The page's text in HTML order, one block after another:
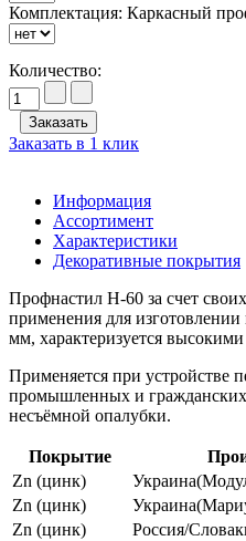
Комплектация: Каркасный
Количество:
Заказать в 1 клик
Информация
Ассортимент
Характеристики
Декоративные покрытия
Профнастил Н-60 за счет
применения для
мм, характеризуется
Применяется при устройстве
промышленных и гражданских
несъёмной опалубки.
Покрытие
Zn (цинк)
Zn (цинк)
Zn (цинк)
Россия/